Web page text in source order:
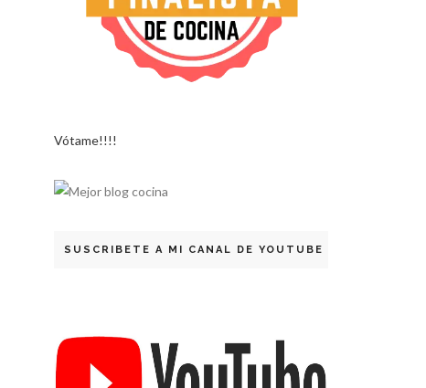
Vótame!!!!
SUSCRIBETE A MI CANAL DE YOUTUBE